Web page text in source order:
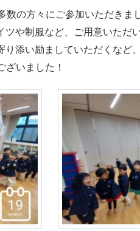
数の方々にご参加いただき
や制服など、ご用意いただ
添い励ましていただくなど
いました！